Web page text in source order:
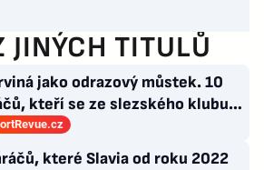
JINÝCH TITULŮ
jako odrazový můstek. 10
kteří se ze slezského klubu
k lukrativnímu angažmá
které Slavia od roku 2022